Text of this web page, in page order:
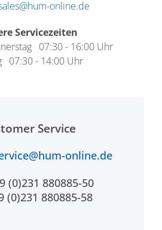
online.de
Servicezeiten
07:30 - 16:00 Uhr
07:30 - 14:00 Uhr
Service
online.de
(0)231 880885-50
(0)231 880885-58